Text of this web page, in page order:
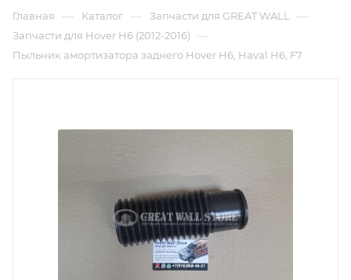
Главная — Каталог — Запчасти для GREAT WALL —
Запчасти для Hover H6 (2012-2016) —
Пыльник амортизатора заднего Hover H6, Haval H6, F7